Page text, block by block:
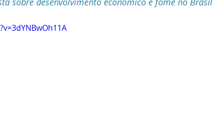
Segurança Vereador